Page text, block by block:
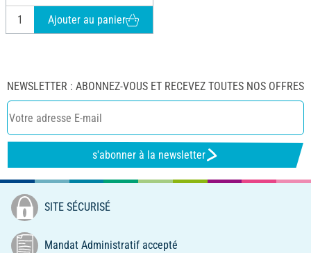
Ajouter au panier
NEWSLETTER : ABONNEZ-VOUS ET RECEVEZ TOUTES NOS OFFRES
s'abonner à la newsletter
SITE SÉCURISÉ
Mandat Administratif accepté